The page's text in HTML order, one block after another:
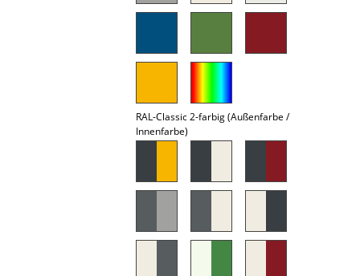
RAL-Classic 2-farbig (Außenfarbe /
Innenfarbe)